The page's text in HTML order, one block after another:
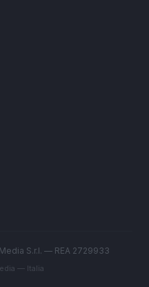
S.r.l. — REA 2729933
— Italia